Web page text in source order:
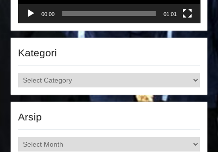
00:00 01:01
Kategori
Kategori
Arsip
Arsip